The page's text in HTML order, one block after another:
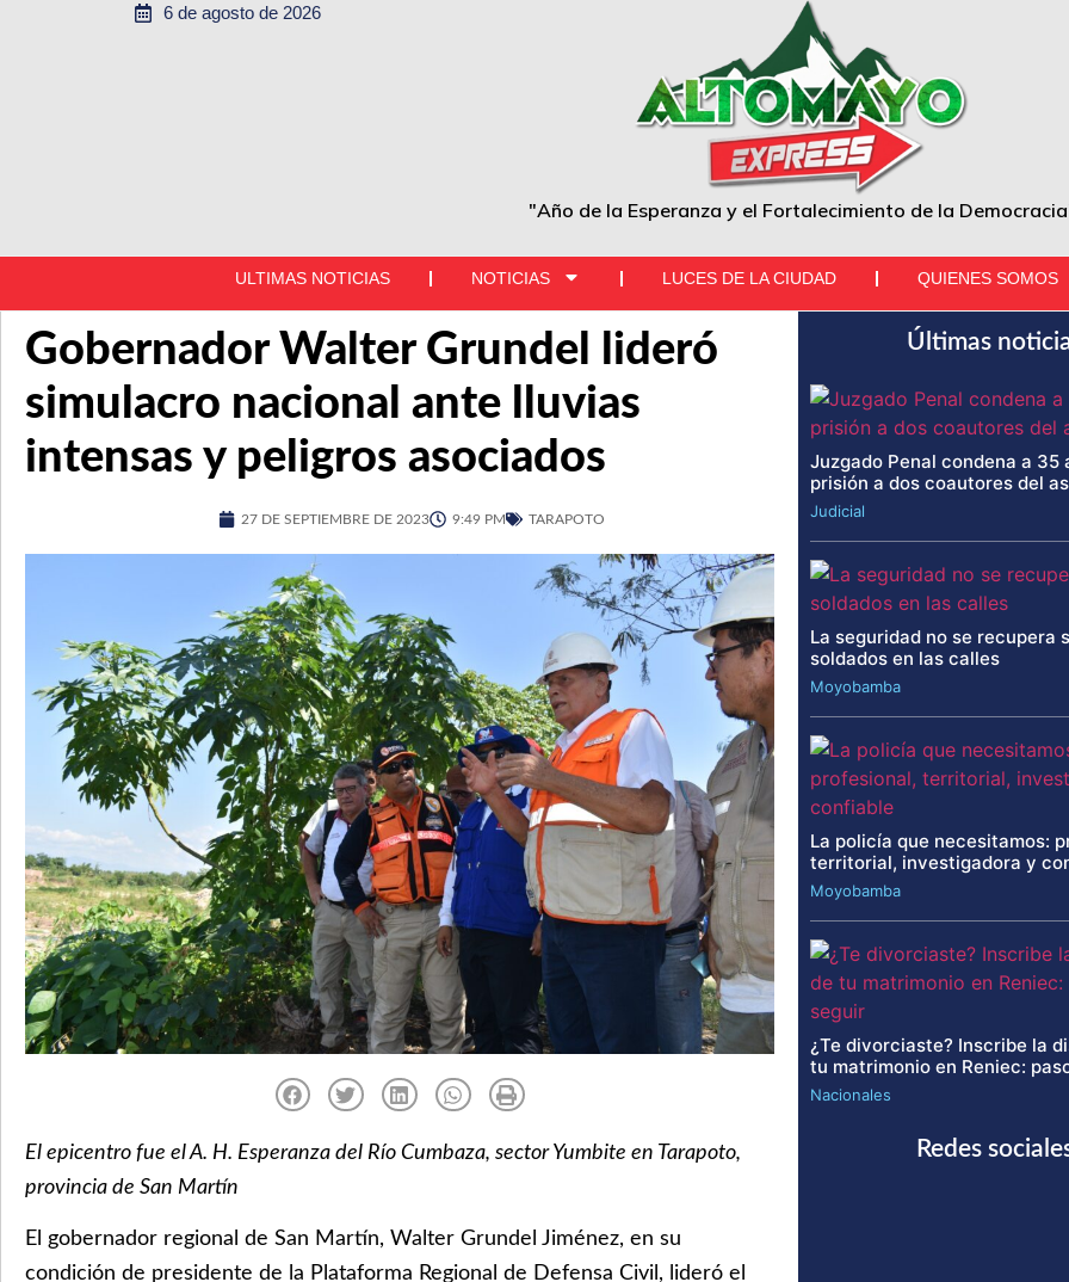
6 de agosto de 2026
"Año de la Esperanza y el Fortalecimiento de la
ULTIMAS NOTICIAS NOTICIAS LUCES DE LA CIUDAD QUIENES SOMOS
Gobernador Walter Grundel lideró
simulacro nacional ante lluvias
intensas y peligros asociados
27 DE SEPTIEMBRE DE 2023 9:49 PM TARAPOTO
El epicentro fue el A. H. Esperanza del Río Cumbaza, sector Yumbite en Tarapoto,
provincia de San Martín
El gobernador regional de San Martín, Walter Grundel Jiménez, en su
condición de presidente de la Plataforma Regional de Defensa Civil, lideró el
Últimas
Juzgado Penal condena a 35
prisión a dos coautores del
Judicial
La seguridad no se recupera
soldados en las calles
Moyobamba
La policía que necesitamos:
territorial, investigadora y
Moyobamba
¿Te divorciaste? Inscribe la
tu matrimonio en Reniec:
Nacionales
Redes